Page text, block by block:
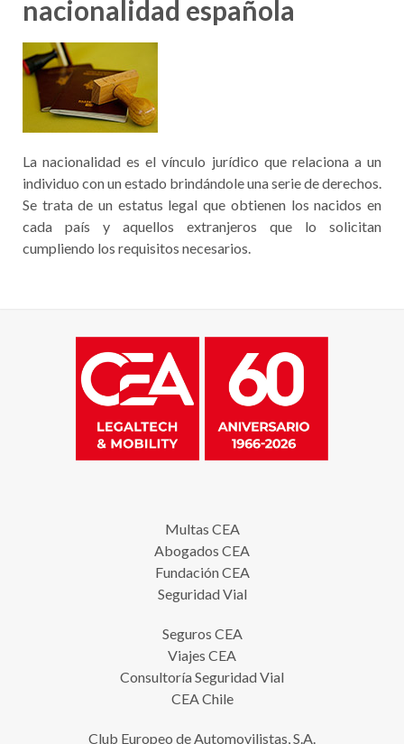
nacionalidad española
La nacionalidad es el vínculo jurídico que relaciona a un
individuo con un estado brindándole una serie de derechos.
Se trata de un estatus legal que obtienen los nacidos en
cada país y aquellos extranjeros que lo solicitan
cumpliendo los requisitos necesarios.
Multas CEA
Abogados CEA
Fundación CEA
Seguridad Vial
Seguros CEA
Viajes CEA
Consultoría Seguridad Vial
CEA Chile
Club Europeo de Automovilistas, S.A.